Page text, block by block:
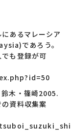
あるマレーシア
であろう。
も登録が可
木・篠崎2005.
の資料収集案